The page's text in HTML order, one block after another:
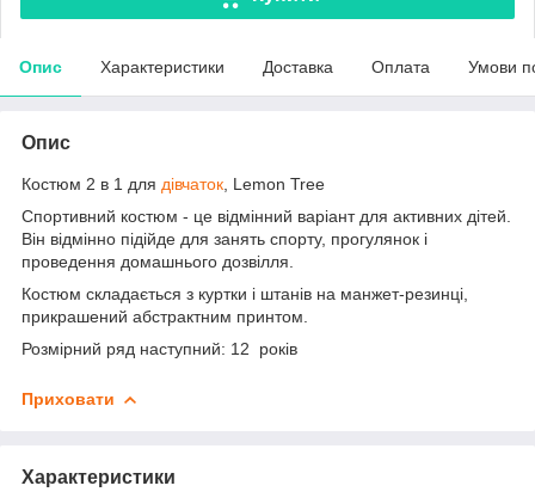
Опис Характеристики Доставка Оплата Умови
Опис
Костюм 2 в 1 для дівчаток , Lemon Tree
Спортивний костюм - це відмінний варіант для активних дітей.
Він відмінно підійде для занять спорту, прогулянок і
проведення домашнього дозвілля.
Костюм складається з куртки і штанів на манжет-резинці,
прикрашений абстрактним принтом.
Розмірний ряд наступний: 12 років
Приховати
Характеристики